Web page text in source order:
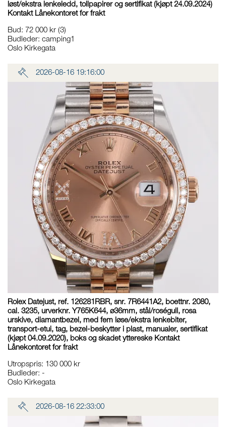
løst/ekstra lenkeledd, tollpapirer og sertifikat (kjøpt 24.09.2024)
Kontakt Lånekontoret for frakt
Bud: 72 000 kr (3)
Budleder: camping1
Oslo Kirkegata
2026-08-16 19:16:00
Rolex Datejust, ref. 126281RBR, snr. 7R6441A2, boettnr. 2080,
cal. 3235, urverknr. Y765K644, ø36mm, stål/roségull, rosa
urskive, diamantbezel, med fem løse/ekstra lenkebiter,
transport-etui, tag, bezel-beskytter i plast, manualer, sertifikat
(kjøpt 04.09.2020), boks og skadet yttereske Kontakt
Lånekontoret for frakt
Utropspris: 130 000 kr
Budleder: -
Oslo Kirkegata
2026-08-16 22:33:00